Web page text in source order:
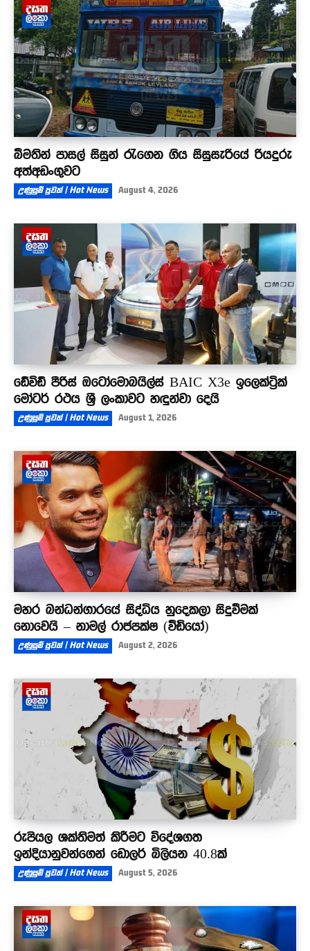
බීමතින් පාසල් සිසුන් රැගෙන ගිය සිසුසැරියේ රියදුරු
අත්අඩංගුවට
උණුසුම් පුවත් | Hot News August 4, 2026
ඩේවිඩ් පීරිස් ඔටෝමොබයිල්ස් BAIC X3e ඉලෙක්ට්‍රික්
මෝටර් රථය ශ්‍රී ලංකාවට හඳුන්වා දෙයි
උණුසුම් පුවත් | Hot News August 1, 2026
මහර බන්ධන්ගාරයේ සිද්ධිය හුදෙකලා සිදුවීමක්
නොවෙයි – නාමල් රාජපක්ෂ (වීඩියෝ)
උණුසුම් පුවත් | Hot News August 2, 2026
රුපියල ශක්තිමත් කිරීමට විදේශගත
ඉන්දියානුවන්ගෙන් ඩොලර් බිලියන 40.8ක්
උණුසුම් පුවත් | Hot News August 5, 2026